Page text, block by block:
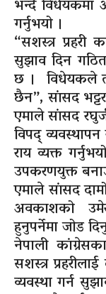
भन्दै विधेयकमा
गर्नुभयो ।
“सशस्त्र प्रहरी
सुझाव दिन
छ । विधेयकले
छैन”, सांसद
एमाले सांसद
विपद् व्यवस्थापन
राय व्यक्त
उपकरणयुक्त
एमाले सांसद
अवकाशको
हुनुपर्नेमा जोड
नेपाली
सशस्त्र
व्यवस्था गर्न